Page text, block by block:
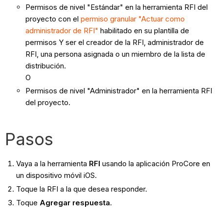
Permisos de nivel "Estándar" en la herramienta RFI del
proyecto con elpermiso granular "Actuar como
administrador de RFI" habilitado en su plantilla de
permisos Y ser el creador de la RFI, administrador de
RFI, una persona asignada o un miembro de la lista de
distribución.
O
Permisos de nivel "Administrador" en la herramienta RFI
del proyecto.
Pasos
Vaya a la herramienta RFI usando la aplicación ProCore en
un dispositivo móvil iOS.
Toque la RFI a la que desea responder.
Toque Agregar respuesta.